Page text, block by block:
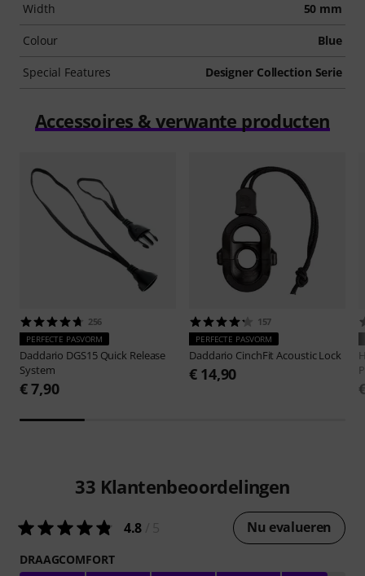
Width 50 mm
Colour Blue
Special Features Designer Collection Serie
Accessoires & verwante producten
256
PERFECTE PASVORM
Daddario DGS15 Quick Release
System
€ 7,90
157
PERFECTE PASVORM
Daddario CinchFit Acoustic Lock
€ 14,90
33 Klantenbeoordelingen
4.8 Nu evalueren
DRAAGCOMFORT